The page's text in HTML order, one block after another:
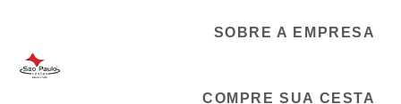
SOBRE A EMPRESA
COMPRE SUA CESTA